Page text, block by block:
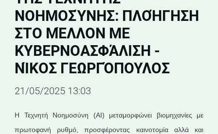
ΝΟΗΜΟΣΎΝΗΣ: ΠΛΟΉΓΗΣΗ
ΣΤΟ ΜΈΛΛΟΝ ΜΕ
ΚΥΒΕΡΝΟΑΣΦΆΛΙΣΗ -
ΝΊΚΟΣ ΓΕΩΡΓΌΠΟΥΛΟΣ
21/05/2025 13:03
Η Τεχνητή Νοημοσύνη (AI) μεταμορφώνει βιομηχανίες με
πρωτοφανή ρυθμό, προσφέροντας καινοτομία αλλά και